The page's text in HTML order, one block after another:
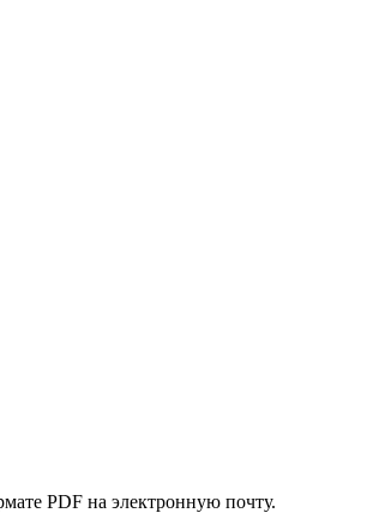
PDF на электронную почту.